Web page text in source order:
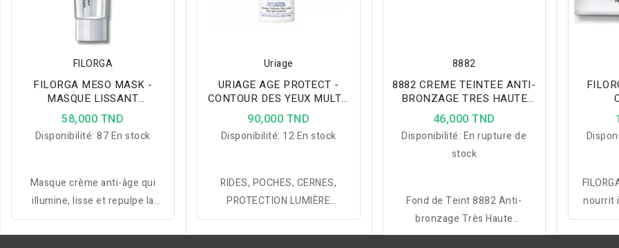
FILORGA
FILORGA MESO MASK -
MASQUE LISSANT
ILLUMINATEUR 30ML
58,000 TND
Disponibilité:87 En stock
Masque crème anti-âge qui
illumine, lisse et repulpe la
peau grâce au NCTF et
polysaccharide de rhamnose.
Uriage
URIAGE AGE PROTECT -
CONTOUR DES YEUX MULTI-
ACTIONS 15ML
90,000 TND
Disponibilité: 12 En stock
RIDES, POCHES, CERNES,
PROTECTION LUMIÈRE
BLEUE(Soins peaux mixtes,
Soins peaux sèches, Soins
8882
8882 CREME TEINTEE ANTI-
BRONZAGE TRES HAUTE
PROTECTION SPF 50+
TEINTEE, 40 ML
46,000 TND
Disponibilité: En rupture de
stock
Fond de Teint 8882 Anti-
bronzage Très Haute
Protection SPF 50+
nourrit
et
grâce